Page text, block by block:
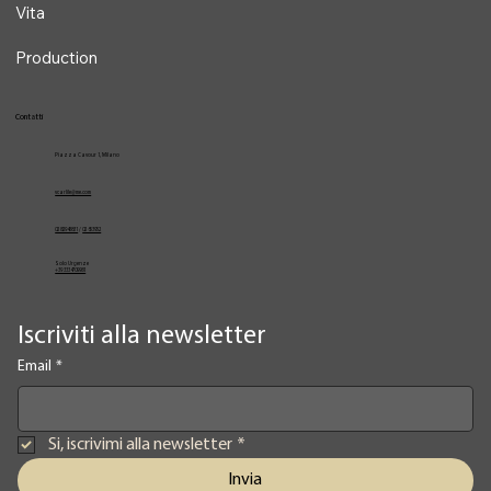
Iscriviti alla newsletter
Email *
Si, iscrivimi alla newsletter *
Invia
Contatti
Piazza Cavour 1, Milano
vcarlile@me.com
02 82948631 / 02 653952
Solo Urgenze
+39 3334709981
Vita
Production